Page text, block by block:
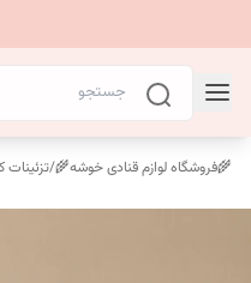
🌾فروشگاه لوازم قنادی خوشه🌾/